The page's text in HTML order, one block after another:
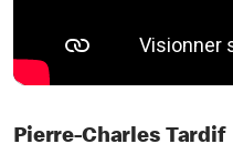
Pierre-Charles Tardif